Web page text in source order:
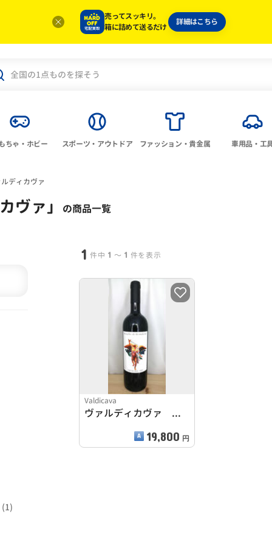
売ってスッキリ。
箱に詰めて送るだけ
詳細はこちら
ちゃ・ホビー スポーツ・アウトドア ファッション・貴金属 車用品・工
ディカヴァ
ヴァ」 の商品一覧
1 件中 1 〜 1 件を表示
Valdicava
ヴァルディカヴァ ブルネッロ・ディ・モンタルチーノ 2010
19,800 円